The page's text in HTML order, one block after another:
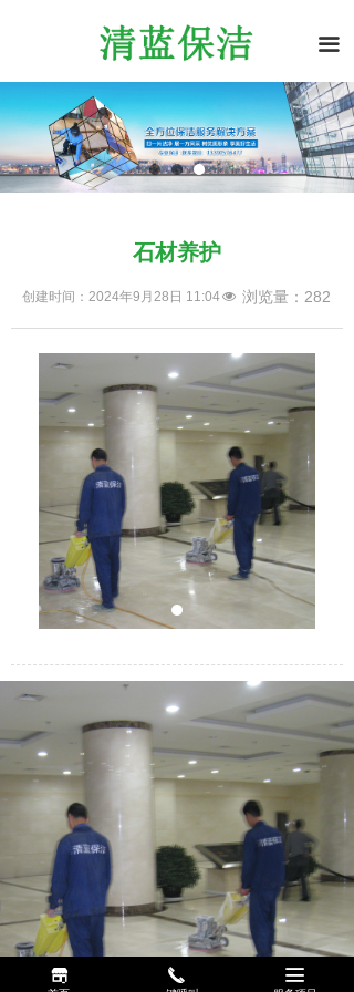
끀
石材养护
创建时间： 2024年9月28日 11:04넶 浏览量： 282
끵 끅 끀